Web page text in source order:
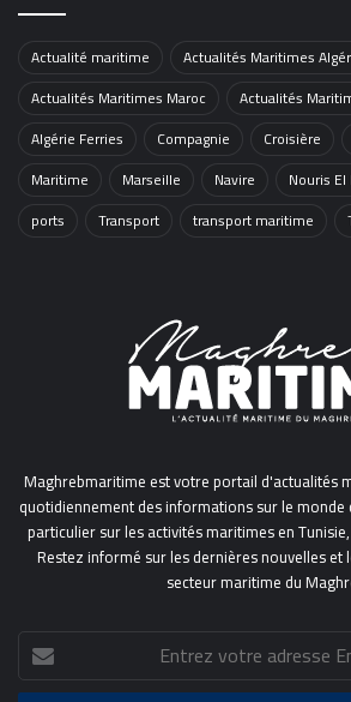
Actualité maritime
Actualités Maritimes
Actualités Maritimes Maroc
Actualités
Algérie Ferries
Compagnie Croisière
Maritime
Marseille Navire Nouris
ports
Transport transport maritime
Maghrebmaritime est votre portail d'actualités
quotidiennement des informations sur le monde
particulier sur les activités maritimes en
Restez informé sur les dernières nouvelles et
secteur maritime du
Entrez
votre
adresse